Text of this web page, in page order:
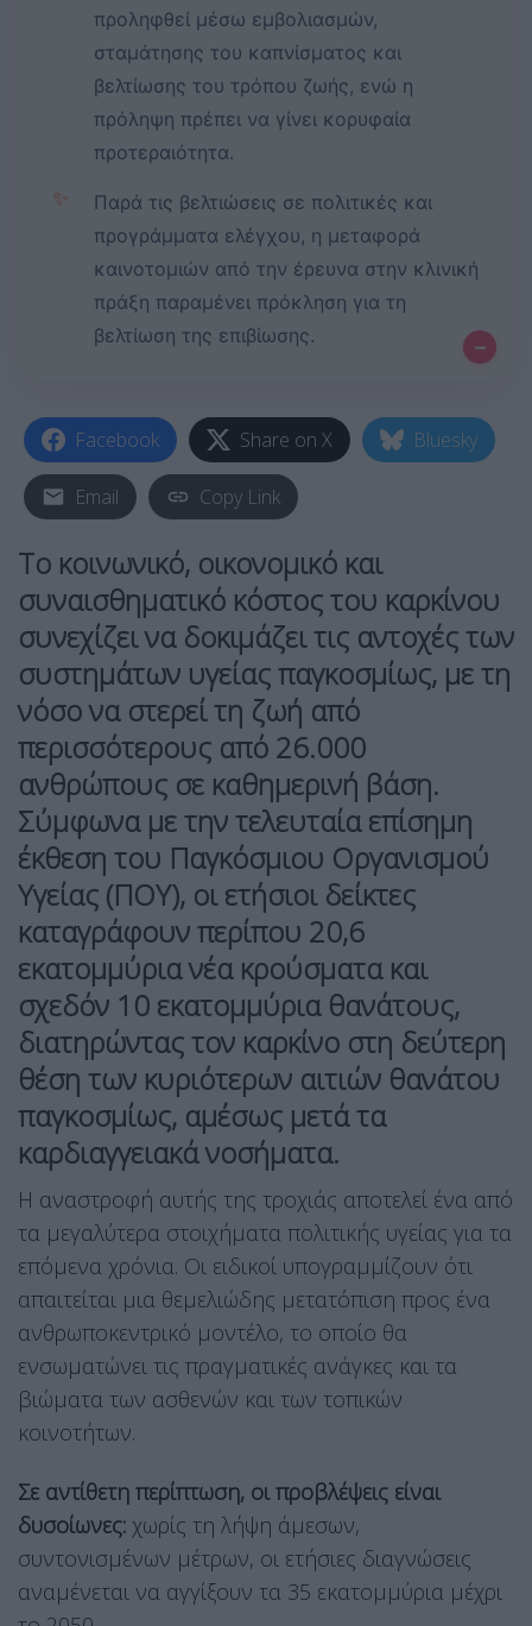
προληφθεί μέσω εμβολιασμών,
σταμάτησης του καπνίσματος και
βελτίωσης του τρόπου ζωής, ενώ η
πρόληψη πρέπει να γίνει κορυφαία
προτεραιότητα.
✨
Παρά τις βελτιώσεις σε πολιτικές και
προγράμματα ελέγχου, η μεταφορά
καινοτομιών από την έρευνα στην κλινική
πράξη παραμένει πρόκληση για τη
βελτίωση της επιβίωσης.
–
Facebook Share on X Bluesky
Email Copy Link
Το κοινωνικό, οικονομικό και
συναισθηματικό κόστος του καρκίνου
συνεχίζει να δοκιμάζει τις αντοχές των
συστημάτων υγείας παγκοσμίως, με τη
νόσο να στερεί τη ζωή από
περισσότερους από 26.000
ανθρώπους σε καθημερινή βάση.
Σύμφωνα με την τελευταία επίσημη
έκθεση του Παγκόσμιου Οργανισμού
Υγείας (ΠΟΥ), οι ετήσιοι δείκτες
καταγράφουν περίπου 20,6
εκατομμύρια νέα κρούσματα και
σχεδόν 10 εκατομμύρια θανάτους,
διατηρώντας τον καρκίνο στη δεύτερη
θέση των κυριότερων αιτιών θανάτου
παγκοσμίως, αμέσως μετά τα
καρδιαγγειακά νοσήματα.
Η αναστροφή αυτής της τροχιάς αποτελεί ένα από
τα μεγαλύτερα στοιχήματα πολιτικής υγείας για τα
επόμενα χρόνια. Οι ειδικοί υπογραμμίζουν ότι
απαιτείται μια θεμελιώδης μετατόπιση προς ένα
ανθρωποκεντρικό μοντέλο, το οποίο θα
ενσωματώνει τις πραγματικές ανάγκες και τα
βιώματα των ασθενών και των τοπικών
κοινοτήτων.
Σε αντίθετη περίπτωση, οι προβλέψεις είναι
δυσοίωνες: χωρίς τη λήψη άμεσων,
συντονισμένων μέτρων, οι ετήσιες διαγνώσεις
αναμένεται να αγγίξουν τα 35 εκατομμύρια μέχρι